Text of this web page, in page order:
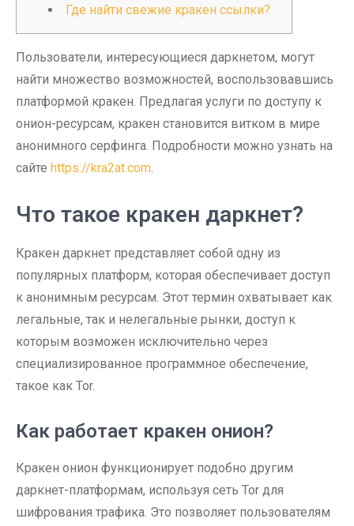
Где найти свежие кракен ссылки?
Пользователи, интересующиеся даркнетом, могут
найти множество возможностей, воспользовавшись
платформой кракен. Предлагая услуги по доступу к
онион-ресурсам, кракен становится витком в мире
анонимного серфинга. Подробности можно узнать на
сайте https://kra2at.com.
Что такое кракен даркнет?
Кракен даркнет представляет собой одну из
популярных платформ, которая обеспечивает доступ
к анонимным ресурсам. Этот термин охватывает как
легальные, так и нелегальные рынки, доступ к
которым возможен исключительно через
специализированное программное обеспечение,
такое как Tor.
Как работает кракен онион?
Кракен онион функционирует подобно другим
даркнет-платформам, используя сеть Tor для
шифрования трафика. Это позволяет пользователям